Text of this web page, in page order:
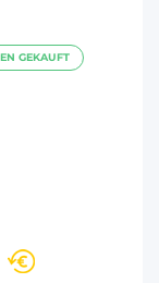
GEKAUFT